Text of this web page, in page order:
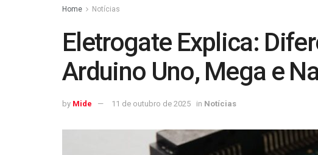
Home Notícias
Eletrogate Explica:
Arduino Uno, Mega e
by Mide 11 de outubro de 2025 in Notícias